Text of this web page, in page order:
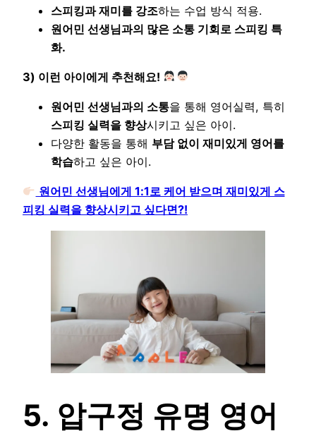
스피킹과 재미를 강조하는 수업 방식 적용.
원어민 선생님과의 많은 소통 기회로 스피킹 특
화.
3) 이런 아이에게 추천해요!
원어민 선생님과의 소통을 통해 영어실력, 특히
스피킹 실력을 향상시키고 싶은 아이.
다양한 활동을 통해 부담 없이 재미있게 영어를
학습하고 싶은 아이.
원어민 선생님에게 1:1로 케어 받으며 재미있게 스
피킹 실력을 향상시키고 싶다면?!
5. 압구정 유명 영어